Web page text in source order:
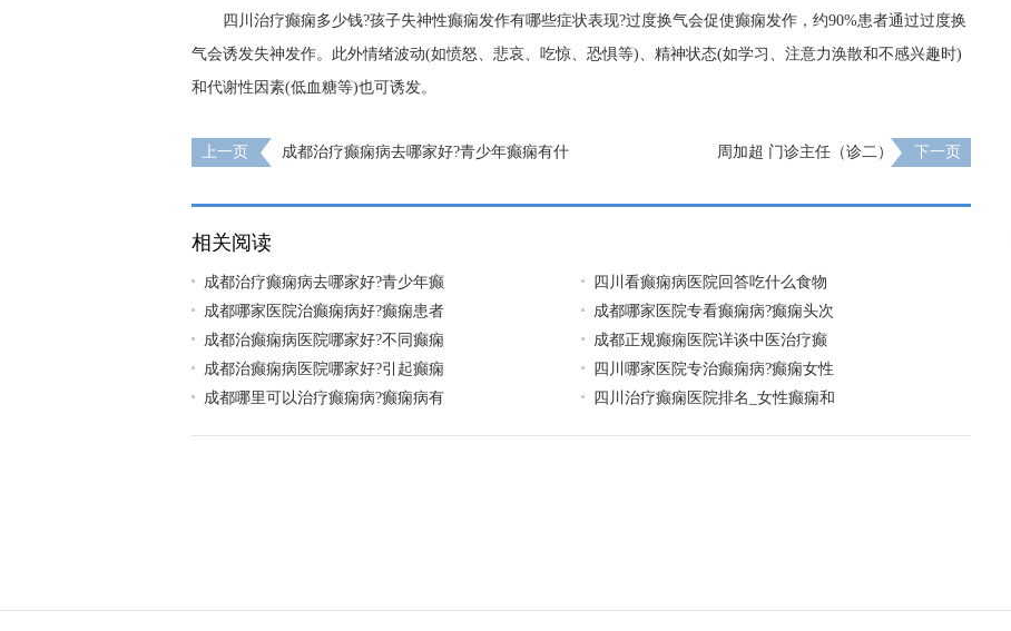
四川治疗癫痫多少钱?孩子失神性癫痫发作有哪些症状表现?过度换气会促使癫痫发作，约90%患者通过过度换
气会诱发失神发作。此外情绪波动(如愤怒、悲哀、吃惊、恐惧等)、精神状态(如学习、注意力涣散和不感兴趣时)
和代谢性因素(低血糖等)也可诱发。
上一页
成都治疗癫痫病去哪家好?青少年癫痫有什
周加超 门诊主任（诊二） 下一页
相关阅读
成都治疗癫痫病去哪家好?青少年癫
四川看癫痫病医院回答吃什么食物
成都哪家医院治癫痫病好?癫痫患者
成都哪家医院专看癫痫病?癫痫头次
成都治癫痫病医院哪家好?不同癫痫
成都正规癫痫医院详谈中医治疗癫
成都治癫痫病医院哪家好?引起癫痫
四川哪家医院专治癫痫病?癫痫女性
成都哪里可以治疗癫痫病?癫痫病有
四川治疗癫痫医院排名_女性癫痫和